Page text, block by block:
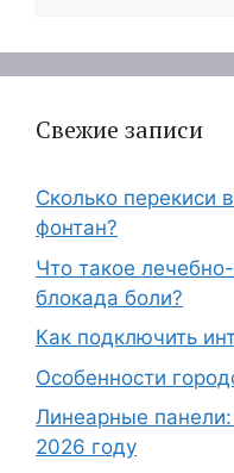
Свежие записи
Сколько перекиси
фонтан?
Что такое
блокада боли?
Как подключить
Особенности
Линеарные
2026 году